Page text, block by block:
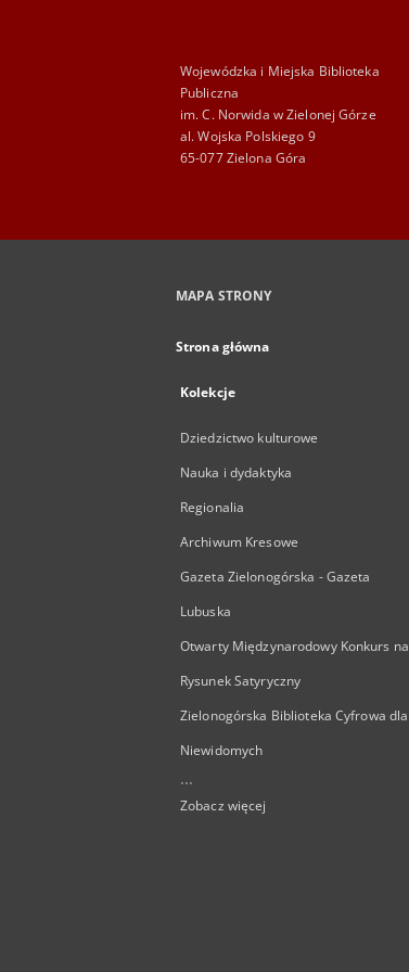
Wojewódzka i Miejska Biblioteka
Publiczna
im. C. Norwida w Zielonej Górze
al. Wojska Polskiego 9
65-077 Zielona Góra
MAPA STRONY
Strona główna
Kolekcje
Dziedzictwo kulturowe
Nauka i dydaktyka
Regionalia
Archiwum Kresowe
Gazeta Zielonogórska - Gazeta
Lubuska
Otwarty Międzynarodowy Konkurs na
Rysunek Satyryczny
Zielonogórska Biblioteka Cyfrowa dla
Niewidomych
...
Zobacz więcej